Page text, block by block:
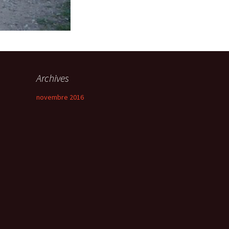
Archives
novembre 2016